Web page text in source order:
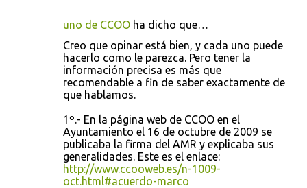
uno de CCOO ha dicho que…
Creo que opinar está bien, y cada uno puede
hacerlo como le parezca. Pero tener la
información precisa es más que
recomendable a fin de saber exactamente de
que hablamos.
1º.- En la página web de CCOO en el
Ayuntamiento el 16 de octubre de 2009 se
publicaba la firma del AMR y explicaba sus
generalidades. Este es el enlace:
http://www.ccooweb.es/n-1009-
oct.html#acuerdo-marco